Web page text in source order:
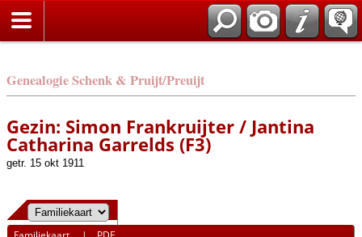
Genealogie Schenk & Pruijt/Preuijt
Gezin: Simon Frankruijter / Jantina
Catharina Garrelds (F3)
getr. 15 okt 1911